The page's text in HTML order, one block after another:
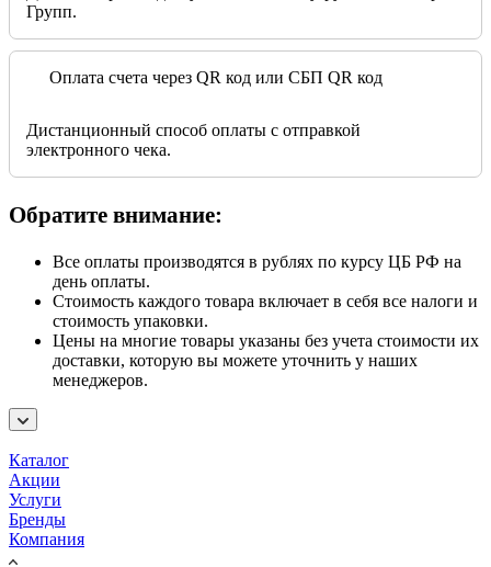
Групп.
Оплата счета через QR код или СБП QR код
Дистанционный способ оплаты с отправкой
электронного чека.
Обратите внимание:
Все оплаты производятся в рублях по курсу ЦБ РФ на
день оплаты.
Стоимость каждого товара включает в себя все налоги и
стоимость упаковки.
Цены на многие товары указаны без учета стоимости их
доставки, которую вы можете уточнить у наших
менеджеров.
Каталог
Акции
Услуги
Бренды
Компания